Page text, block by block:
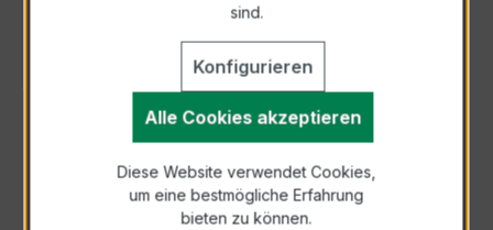
BESCHREIBUNG
Der Wickelstromwandler WSK 30 15/1A 2,5VA
Kl.1 ist ein kompakter, hochpräziser
Niederspannungs-Messwandler der bewährten
sind.
Konfigurieren
Alle Cookies akzeptieren
Diese Website verwendet Cookies,
um eine bestmögliche Erfahrung
bieten zu können.